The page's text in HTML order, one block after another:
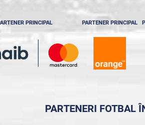
PRINCIPAL PARTENER PRINCIPAL
PARTENERI FOTBAL